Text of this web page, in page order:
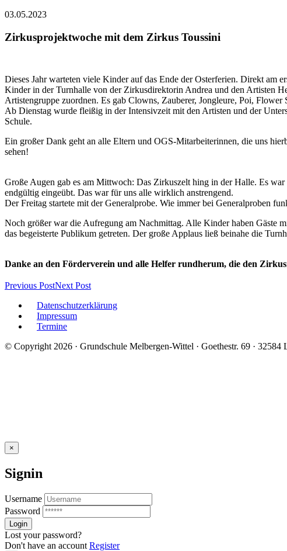
03.05.2023
Zirkusprojektwoche mit dem Zirkus Toussini
Dieses Jahr warteten viele Kinder auf das Ende der Osterferien. Direkt am
Kinder in der Turnhalle von der Zirkusdirektorin Andrea und den Artisten
Artistengruppe zuordnen. Es gab Clowns, Zauberer, Jongleure, Poi, Flower
Ab Dienstag wurde fleißig in der Intensivzeit mit den Artisten und der
Schule.
Ein großer Dank geht an alle Eltern und OGS-Mitarbeiterinnen, die uns
sehen!
Große Augen gab es am Mittwoch: Das Zirkuszelt hing in der Halle. Es
endgültig eingeübt. Das war für uns alle wirklich anstrengend.
Der Freitag startete mit der Generalprobe. Wie immer bei Generalproben
Noch größer war die Aufregung am Nachmittag. Alle Kinder haben Gäste
das begeisterte Publikum getreten. Der große Applaus ließ beinahe die
Danke an den Förderverein und alle Helfer rundherum, die den
Previous PostNext Post
Datenschutzerklärung
Impressum
Termine
© Copyright 2026 · Grundschule Melbergen-Wittel · Goethestr. 69 · 32584
×
Signin
Username
Password
Lost your password?
Don't have an account Register